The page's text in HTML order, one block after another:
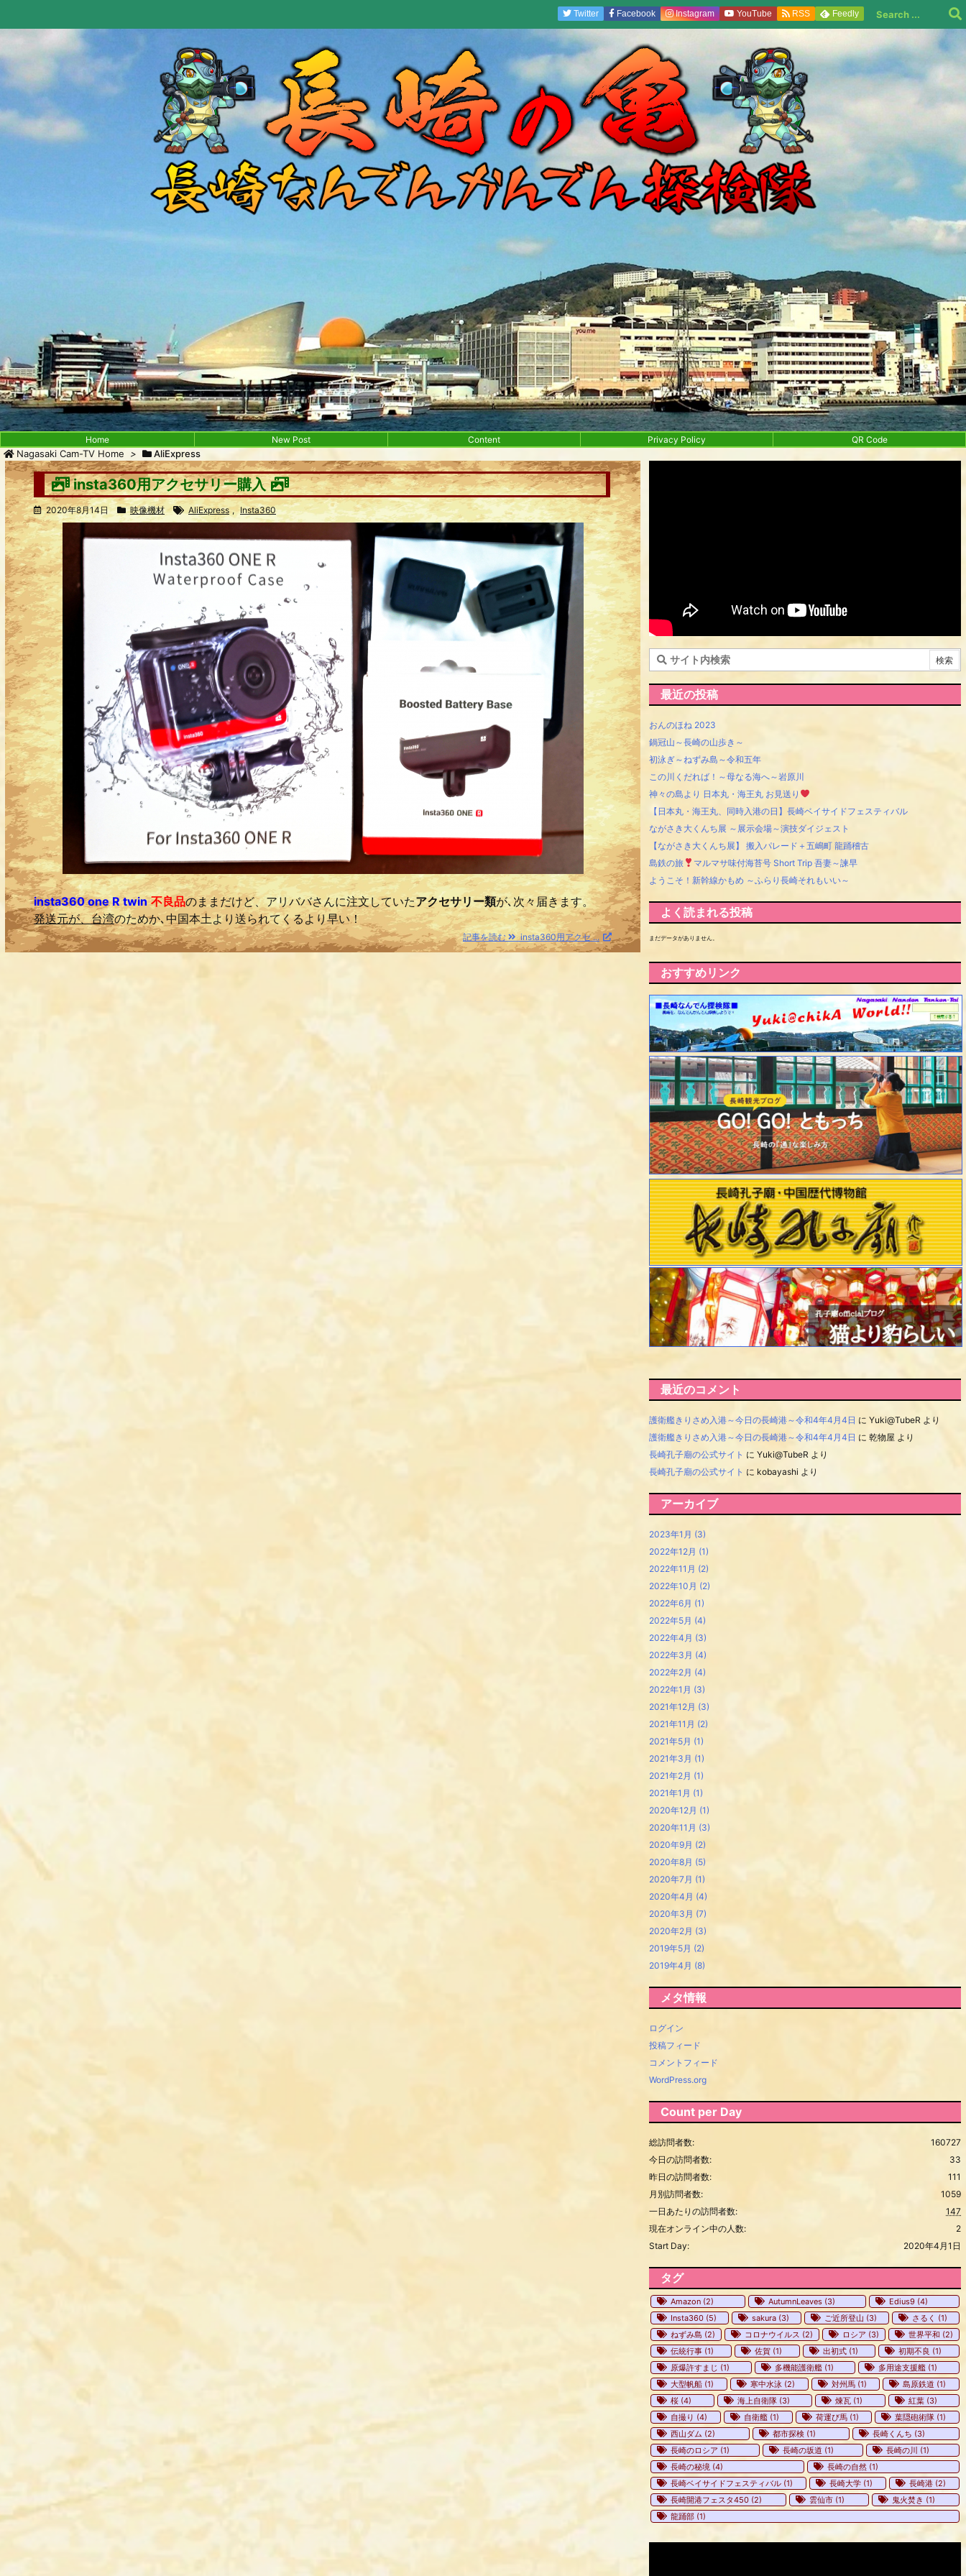
Home New Post Content Privacy Policy QR Code
Twitter Facebook Instagram YouTube RSS Feedly
Nagasaki Cam-TV Home > AliExpress
insta360用アクセサリー購入
2020年8月14日 映像機材 AliExpress , Insta360
insta360 one R twin 不良品のままだけど、アリババさんに注文していたアクセサリー類が､次々届きます。
発送元が、台湾のためか､中国本土より送られてくるより早い！
記事を読む insta360用アクセ ...
最近の投稿
おんのほね 2023
鍋冠山～長崎の山歩き～
初泳ぎ～ねずみ島～令和五年
この川くだれば！～母なる海へ～岩原川
神々の島より 日本丸・海王丸 お見送り
【日本丸・海王丸、同時入港の日】長崎ベイサイドフェスティバル
ながさき大くんち展 ～展示会場～演技ダイジェスト
【ながさき大くんち展】 搬入パレード＋五嶋町 龍踊稽古
島鉄の旅
マルマサ味付海苔号 Short Trip 吾妻～諫早
ようこそ！新幹線かもめ ～ふらり長崎それもいい～
よく読まれる投稿
まだデータがありません。
おすすめリンク
最近のコメント
護衛艦きりさめ入港～今日の長崎港～令和4年4月4日 に Yuki@TubeR より
護衛艦きりさめ入港～今日の長崎港～令和4年4月4日 に 乾物屋 より
長崎孔子廟の公式サイト に Yuki@TubeR より
長崎孔子廟の公式サイト に kobayashi より
アーカイブ
2023年1月 (3)
2022年12月 (1)
2022年11月 (2)
2022年10月 (2)
2022年6月 (1)
2022年5月 (4)
2022年4月 (3)
2022年3月 (4)
2022年2月 (4)
2022年1月 (3)
2021年12月 (3)
2021年11月 (2)
2021年5月 (1)
2021年3月 (1)
2021年2月 (1)
2021年1月 (1)
2020年12月 (1)
2020年11月 (3)
2020年9月 (2)
2020年8月 (5)
2020年7月 (1)
2020年4月 (4)
2020年3月 (7)
2020年2月 (3)
2019年5月 (2)
2019年4月 (8)
メタ情報
ログイン
投稿フィード
コメントフィード
WordPress.org
Count per Day
160727
総訪問者数:
33
今日の訪問者数:
111
昨日の訪問者数:
1059
月別訪問者数:
147
一日あたりの訪問者数:
2
現在オンライン中の人数:
2020年4月1日
Start Day:
タグ
Amazon (2) AutumnLeaves(3) Edius9 (4)
Insta360 (5) sakura (3) ご近所登山 (3) さるく (1)
ねずみ島 (2) コロナウイルス (2) ロシア (3) 世界平和 (2)
伝統行事 (1) 佐賀(1) 出初式(1) 初期不良 (1)
原爆許すまじ (1) 多機能護衛艦(1) 多用途支援艦 (1)
大型帆船 (1) 寒中水泳 (2) 対州馬(1) 島原鉄道 (1)
桜 (4) 海上自衛隊(3) 煉瓦 (1) 紅葉(3)
自撮り (4) 自衛艦(1) 荷運び馬(1) 葉隠砲術隊 (1)
西山ダム (2) 都市探検(1) 長崎くんち (3)
長崎のロシア (1) 長崎の坂道 (1) 長崎の川 (1)
長崎の秘境 (4) 長崎の自然 (1)
長崎ベイサイドフェスティバル (1) 長崎大学 (1) 長崎港 (2)
長崎開港フェスタ450 (2) 雲仙市 (1) 鬼火焚き (1)
龍踊部 (1)